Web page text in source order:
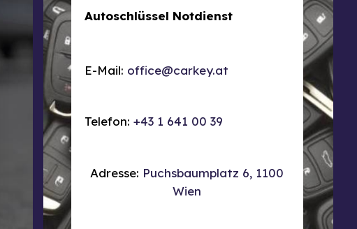
Autoschlüssel Notdienst
E-Mail: office@carkey.at
Telefon: +43 1 641 00 39
Adresse: Puchsbaumplatz 6, 1100
Wien